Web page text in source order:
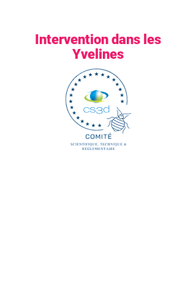
Intervention dans les
Yvelines